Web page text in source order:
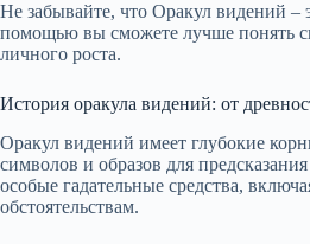
Не забывайте, что Оракул видений –
помощью вы сможете лучше понять
личного роста.
История оракула видений: от
Оракул видений имеет глубокие
символов и образов для
особые гадательные средства,
обстоятельствам.